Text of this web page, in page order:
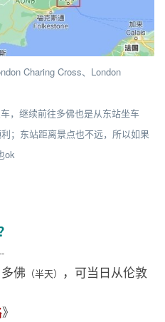
Charing Cross、London
，继续前往多佛也是从东站坐车
；东站距离景点也不远，所以如果
ok
佛 （半天）
，可当日从伦敦
》